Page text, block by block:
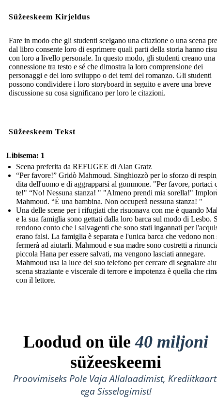
Süžeeskeem Kirjeldus
Fare in modo che gli studenti scelgano una citazione o una scena
dal libro consente loro di esprimere quali parti della storia hanno
con loro a livello personale. In questo modo, gli studenti creano una
connessione tra testo e sé che dimostra la loro comprensione dei
personaggi e del loro sviluppo o dei temi del romanzo. Gli studenti
possono condividere i loro storyboard in seguito e avere una breve
discussione su cosa significano per loro le citazioni.
Süžeeskeem Tekst
Libisema: 1
Scena preferita da REFUGEE di Alan Gratz
“Per favore!” Gridò Mahmoud. Singhiozzò per lo sforzo di
dita dell'uomo e di aggrapparsi al gommone. "Per favore, portaci
te!" “No! Nessuna stanza! " "Almeno prendi mia sorella!"
Mahmoud. “È una bambina. Non occuperà nessuna stanza! "
Una delle scene per i rifugiati che risuonava con me è quando
e la sua famiglia sono gettati dalla loro barca sul modo di Lesbo.
rendono conto che i salvagenti che sono stati ingannati per
erano falsi. La famiglia è separata e l'unica barca che vedono non
fermerà ad aiutarli. Mahmoud e sua madre sono costretti a
piccola Hana per essere salvati, ma vengono lasciati annegare.
Mahmoud usa la luce del suo telefono per cercare di segnalare
scena straziante e viscerale di terrore e impotenza è quella che
con il lettore.
Loodud on üle40 miljoni
süžeeskeemi
Proovimiseks Pole Vaja Allalaadimist,
ega Sisselogimist!